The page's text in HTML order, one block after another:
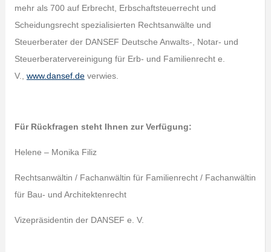
mehr als 700 auf Erbrecht, Erbschaftsteuerrecht und
Scheidungsrecht spezialisierten Rechtsanwälte und
Steuerberater der DANSEF Deutsche Anwalts-, Notar- und
Steuerberatervereinigung für Erb- und Familienrecht e.
V., www.dansef.deverwies.
Für Rückfragen steht Ihnen zur Verfügung:
Helene – Monika Filiz
Rechtsanwältin / Fachanwältin für Familienrecht / Fachanwältin
für Bau- und Architektenrecht
Vizepräsidentin der DANSEF e. V.